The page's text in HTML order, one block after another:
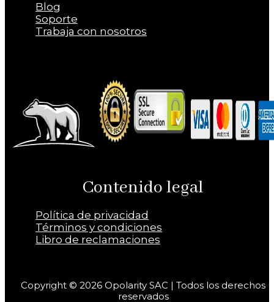
Blog
Soporte
Trabaja con nosotros
Contenido legal
Política de privacidad
Términos y condiciones
Libro de reclamaciones
Copyright © 2026 Opolarity SAC | Todos los derechos
reservados